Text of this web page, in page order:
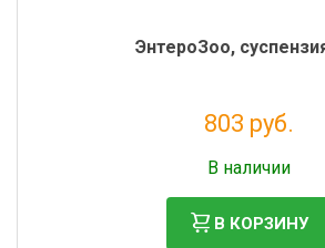
ЭнтероЗоо,
803 руб.
В наличии
В КОРЗИНУ